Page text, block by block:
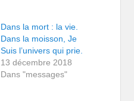
Dans la mort : la vie.
Dans la moisson, Je
Suis l’univers qui prie.
13 décembre 2018
Dans "messages"